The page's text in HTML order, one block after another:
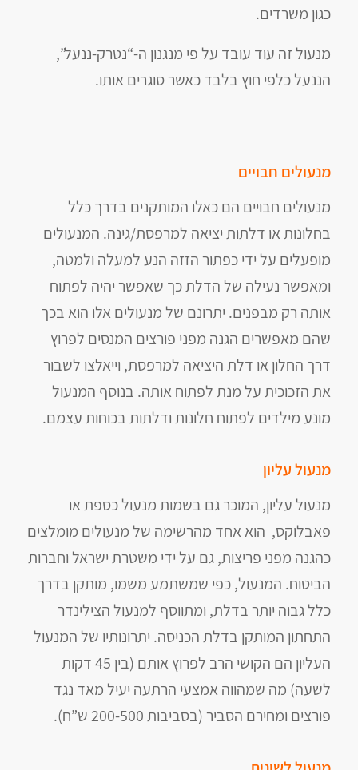
כגון משרדים.
מנעול זה עוד עובד על פי מנגנון ה-“נטרק-ננעל”,
הננעל כלפי חוץ בלבד כאשר סוגרים אותו.
מנעולים חבויים
מנעולים חבויים הם כאלו המותקנים בדרך כלל
בחלונות או דלתות יציאה למרפסת/גינה. המנעולים
מופעלים על ידי כפתור הזזה הנע למעלה ולמטה,
ומאפשר נעילה של הדלת כך שאפשר יהיה לפתוח
אותה רק מבפנים. יתרונם של מנעולים אלו הוא בכך
שהם מאפשרים הגנה מפני פורצים המנסים לפרוץ
דרך החלון או דלת היציאה למרפסת, וייאלצו לשבור
את הזכוכית על מנת לפתוח אותה. בנוסף המנעול
מונע מילדים לפתוח חלונות ודלתות בכוחות עצמם.
מנעול עליון
מנעול עליון, המוכר גם בשמות מנעול כספת או
פאבלוקס, הוא אחד מהרשימה של מנעולים מומלצים
כהגנה מפני פריצות, גם על ידי משטרת ישראל וחברות
הביטוח. המנעול, כפי שמשתמע משמו, מותקן בדרך
כלל גבוה יותר בדלת, ומתווסף למנעול הצילינדר
התחתון המותקן בדלת הכניסה. יתרונותיו של המנעול
העליון הם הקושי הרב לפרוץ אותם (בין 45 דקות
לשעה) מה שמהווה אמצעי הרתעה יעיל מאד נגד
פורצים ומחירם הסביר (בסביבות 200-500 ש”ח).